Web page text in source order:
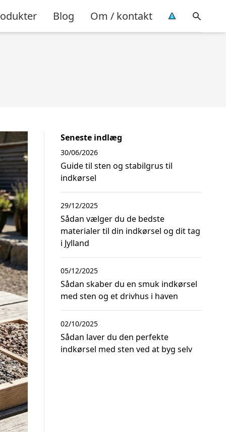
Blog Om / kontakt
Seneste indlæg
Guide til sten og stabilgrus til
indkørsel
30/06/2026
Sådan vælger du de bedste
materialer til din indkørsel og dit tag
i Jylland
29/12/2025
Sådan skaber du en smuk indkørsel
med sten og et drivhus i haven
05/12/2025
Sådan laver du den perfekte
indkørsel med sten ved at byg selv
02/10/2025